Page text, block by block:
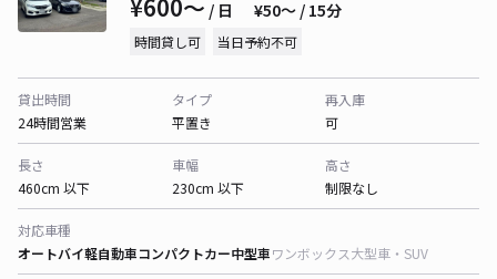
¥600〜 / 日 ¥50〜 / 15分
時間貸し可 当日予約不可
貸出時間
24時間営業
タイプ
平置き
再入庫
可
長さ
460cm 以下
車幅
230cm 以下
高さ
制限なし
対応車種
オートバイ軽自動車コンパクトカー中型車ワンボックス大型車・SUV